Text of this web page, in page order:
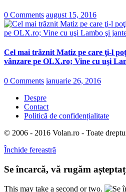
0 Comments august 15, 2016
Cel mai trăznit Matiz pe care ţi-l
vânzare pe OLX.ro; Vine cu uşi
0 Comments ianuarie 26, 2016
Despre
Contact
Politică de confidențialitate
© 2006 - 2016 Volan.ro - Toate
Închide fereastră
Se încarcă, vă rugăm
This may take a second or two.